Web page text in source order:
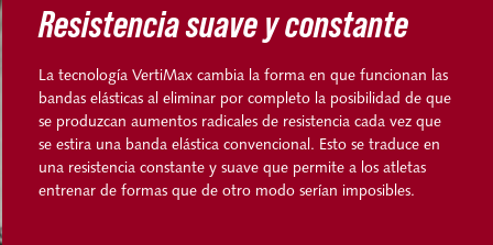
Resistencia suave y constante
La tecnología VertiMax cambia la forma en que funcionan las
bandas elásticas al eliminar por completo la posibilidad de que
se produzcan aumentos radicales de resistencia cada vez que
se estira una banda elástica convencional. Esto se traduce en
una resistencia constante y suave que permite a los atletas
entrenar de formas que de otro modo serían imposibles.